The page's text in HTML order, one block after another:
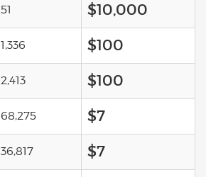
51 $10,000
1,336 $100
2,413 $100
68,275 $7
36,817 $7